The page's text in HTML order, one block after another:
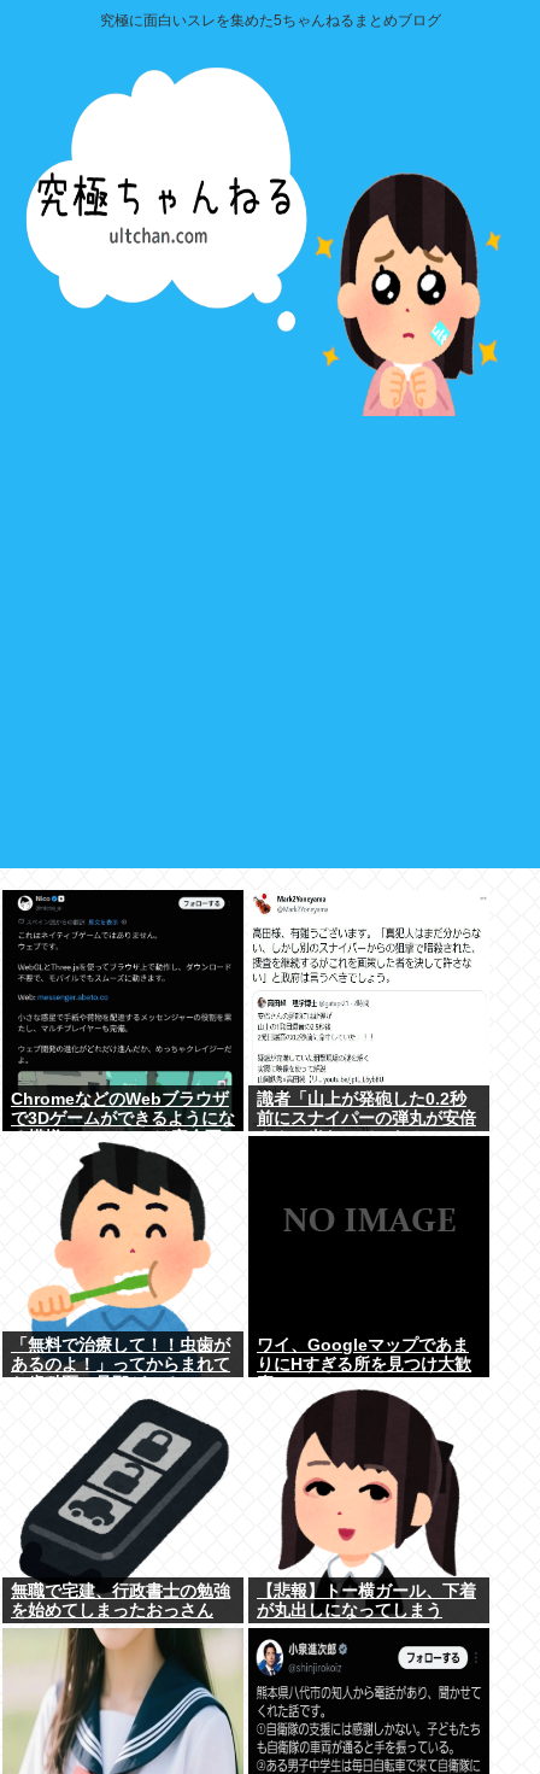
究極に面白いスレを集めた5ちゃんねるまとめブログ
ChromeなどのWebブラウザ
で3Dゲームができるようにな
る模様。Windowsは完全不
識者「山上が発砲した0.2秒
前にスナイパーの弾丸が安倍
さんに当たっていた！」 こ
「無料で治療して！！虫歯が
あるのよ！」ってからまれて
ワイ、Googleマップであま
りにΗすぎる所を見つけ大歓
無職で宅建、行政書士の勉強
を始めてしまったおっさん
【悲報】トー横ガール、下着
が丸出しになってしまう
www